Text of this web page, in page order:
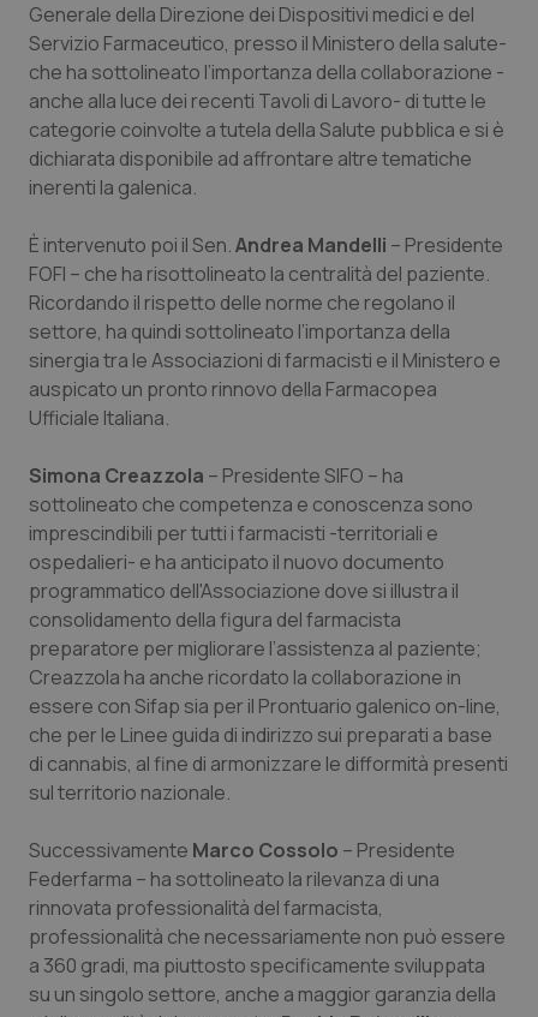
Provincia Autonoma di Bolzano
Provincia Autonoma di Trento
Puglia
Sicilia
Toscana
Umbria
Valle D’Aosta
Veneto
Infezioni & Febbre
Ipertensione & Scompenso
Malattie rare
Neuroscienze & patologie neurodegenerative
Obesità
Oftalmologia
Oncodermatologia
Oncoematologia
Oncologia & Nutrizione
Psoriasi & pelle
Quotidiano Cardiologia
Quotidiano Chirurgia
Quotidiano Oncologia
Quotidiano Pediatria
Rene & patologie urogenitali
Generale della Direzione dei Dispositivi medici e del
Servizio Farmaceutico, presso il Ministero della salute-
che ha sottolineato l’importanza della collaborazione -
anche alla luce dei recenti Tavoli di Lavoro- di tutte le
categorie coinvolte a tutela della Salute pubblica e si è
dichiarata disponibile ad affrontare altre tematiche
inerenti la galenica.
È intervenuto poi il Sen.Andrea Mandelli – Presidente
FOFI – che ha risottolineato la centralità del paziente.
Ricordando il rispetto delle norme che regolano il
settore, ha quindi sottolineato l’importanza della
sinergia tra le Associazioni di farmacisti e il Ministero e
auspicato un pronto rinnovo della Farmacopea
Ufficiale Italiana.
Simona Creazzola – Presidente SIFO – ha
sottolineato che competenza e conoscenza sono
imprescindibili per tutti i farmacisti -territoriali e
ospedalieri- e ha anticipato il nuovo documento
programmatico dell'Associazione dove si illustra il
consolidamento della figura del farmacista
preparatore per migliorare l’assistenza al paziente;
Creazzola ha anche ricordato la collaborazione in
essere con Sifap sia per il Prontuario galenico on-line,
che per le Linee guida di indirizzo sui preparati a base
di cannabis, al fine di armonizzare le difformità presenti
sul territorio nazionale.
Successivamente Marco Cossolo – Presidente
Federfarma – ha sottolineato la rilevanza di una
rinnovata professionalità del farmacista,
professionalità che necessariamente non può essere
a 360 gradi, ma piuttosto specificamente sviluppata
su un singolo settore, anche a maggior garanzia della